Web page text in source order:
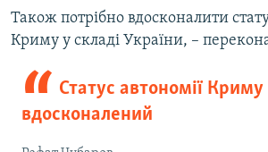
Також потрібно вдосконалити
Криму у складі України, –
Статус автономії
вдосконалений